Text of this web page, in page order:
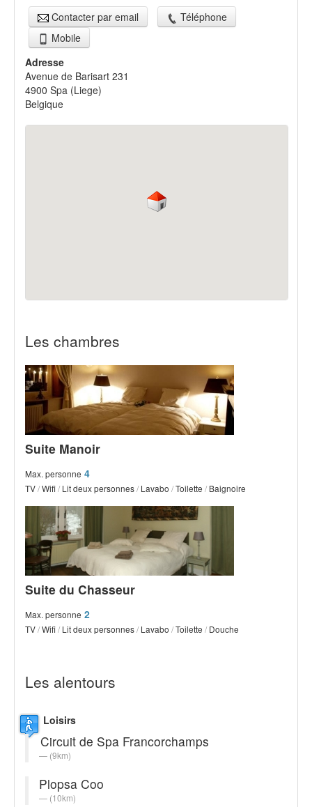
Contacter par email
Téléphone
Mobile
Adresse
Avenue de Barisart 231
4900 Spa (Liege)
Belgique
Les chambres
Suite Manoir
Max. personne 4
TV/Wifi/ Lit deux personnes/ Lavabo /Toilette / Baignoire
Suite du Chasseur
Max. personne 2
TV/Wifi/ Lit deux personnes/ Lavabo /Toilette / Douche
Les alentours
Loisirs
Circuit de Spa Francorchamps
(9km)
Plopsa Coo
(10km)